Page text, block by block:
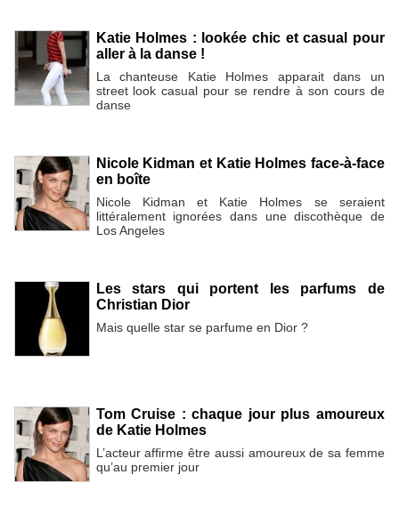
Katie Holmes : lookée chic et casual pour
aller à la danse !
La chanteuse Katie Holmes apparait dans un
street look casual pour se rendre à son cours de
danse
Nicole Kidman et Katie Holmes face-à-face
en boîte
Nicole Kidman et Katie Holmes se seraient
littéralement ignorées dans une discothèque de
Los Angeles
Les stars qui portent les parfums de
Christian Dior
Mais quelle star se parfume en Dior ?
Tom Cruise : chaque jour plus amoureux
de Katie Holmes
L’acteur affirme être aussi amoureux de sa femme
qu’au premier jour